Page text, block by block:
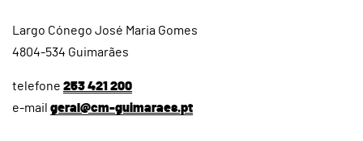
Largo Cónego José Maria Gomes
4804-534 Guimarães
telefone 253 421 200
e-mail geral@cm-guimaraes.pt